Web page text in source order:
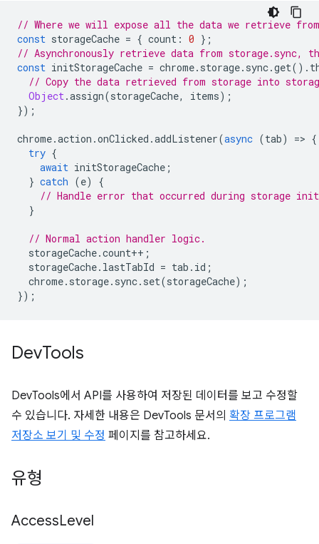
// Where we will expose all the data we retrieve
const storageCache = { count : 0 };
// Asynchronously retrieve data from storage.sync,
const initStorageCache = chrome. storage. sync.get().
// Copy the data retrieved from storage into
Object.assign(storageCache, items);
});
chrome.action .onClicked .addListener(async (tab) => {
try {
await initStorageCache ;
} catch (e)
{
// Handle error that occurred during storage
}
// Normal action handler logic.
storageCache.count++ ;
storageCache. lastTabId = tab . id ;
chrome. storage. sync. set(storageCache);
});
DevTools
DevTools에서 API를 사용하여 저장된 데이터를 보고 수정할
수 있습니다. 자세한 내용은 DevTools 문서의 확장 프로그램
저장소 보기 및 수정 페이지를 참고하세요.
유형
AccessLevel